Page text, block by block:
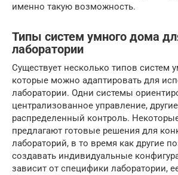
именно такую возможность.
Типы систем умного дома
лаборатории
Существует несколько типов систем
которые можно адаптировать для
лаборатории. Одни системы
централизованное управление,
распределенный контроль.
предлагают готовые решения для
лабораторий, в то время как другие
создавать индивидуальные
зависит от специфики лаборатории,